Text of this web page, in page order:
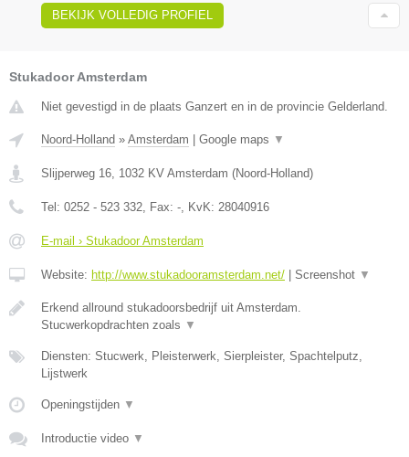
BEKIJK VOLLEDIG PROFIEL
Stukadoor Amsterdam
Niet gevestigd in de plaats Ganzert en in de provincie Gelderland.
Noord-Holland » Amsterdam | Google maps ▼
Slijperweg 16 1032 KV Amsterdam (Noord-Holland)
Tel: 0252 - 523 332 , Fax: - , KvK: 28040916
E-mail › Stukadoor Amsterdam
Website: http://www.stukadooramsterdam.net/ | Screenshot ▼
Erkend allround stukadoorsbedrijf uit Amsterdam.
Stucwerkopdrachten zoals ▼
Diensten: Stucwerk, Pleisterwerk, Sierpleister, Spachtelputz,
Lijstwerk
Openingstijden ▼
Introductie video ▼